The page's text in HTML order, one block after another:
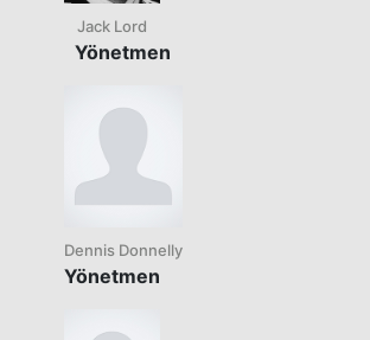
Jack Lord
Yönetmen
Dennis Donnelly
Yönetmen